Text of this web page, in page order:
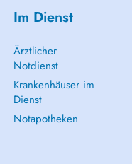
Im Dienst
Ärztlicher
Notdienst
Krankenhäuser im
Dienst
Notapotheken